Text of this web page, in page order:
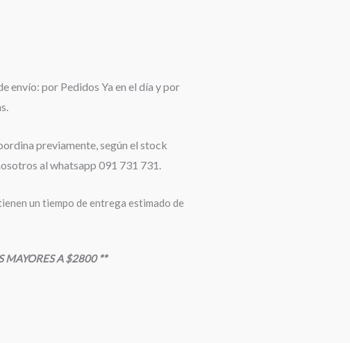
envío: por Pedidos Ya en el día y por
previamente, según el stock
al whatsapp 091 731 731.
un tiempo de entrega estimado de
MAYORES A $2800 **